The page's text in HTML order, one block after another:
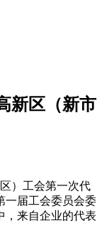
新区（新市
）工会第一次代
一届工会委员会委
，来自企业的代表